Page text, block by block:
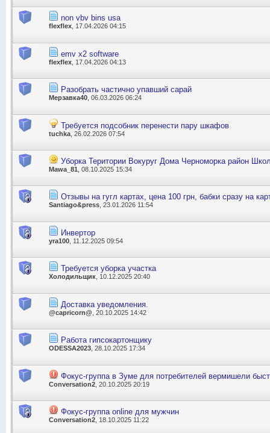
non vbv bins usa
flexflex , 17.04.2026 04:15
emv x2 software
flexflex , 17.04.2026 04:13
Разобрать частично упавший сарай
Мерзавка40 , 06.03.2026 06:24
Требуется подсобник перенести пару шкафов
tuchka , 26.02.2026 07:54
Уборка Територии Вокуруг Дома Черноморка район
Mawa_81 , 08.10.2025 15:34
Отзывы на гугл картах, цена 100 грн, бабки сразу на
Santiago&press, 23.01.2026 11:54
Инвертор
yra100 , 11.12.2025 09:54
Требуется уборка участка
Холодильщик , 10.12.2025 20:40
Доставка уведомления.
@capricorn@ , 20.10.2025 14:42
Работа гипсокартонщику
ODESSA2023 , 28.10.2025 17:34
Фокус-группа в Зуме для потребителей вермишели
Conversation2 , 20.10.2025 20:19
Фокус-группа online для мужчин
Conversation2 , 18.10.2025 11:22